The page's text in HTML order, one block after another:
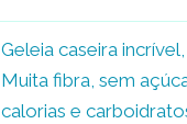
Geleia caseira
Muita fibra, sem
calorias e